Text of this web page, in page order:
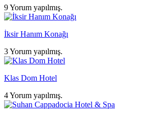
9 Yorum yapılmış.
İksir Hanım Konağı
3 Yorum yapılmış.
Klas Dom Hotel
4 Yorum yapılmış.